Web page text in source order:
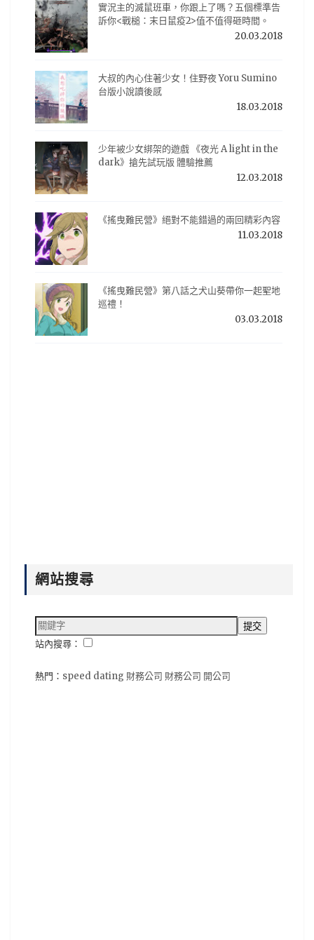
實況主的滅鼠班車，你跟上了嗎？五個標準告
訴你<戰槌：末日鼠疫2>值不值得砸時間。
20.03.2018
大叔的內心住著少女！住野夜 Yoru Sumino
台版小說讀後感
18.03.2018
少年被少女綁架的遊戲 《夜光 A light in the
dark》搶先試玩版 體驗推薦
12.03.2018
《搖曳難民營》絕對不能錯過的兩回精彩內容
11.03.2018
《搖曳難民營》第八話之犬山葵帶你一起聖地
巡禮！
03.03.2018
網站搜尋
站內搜尋：
熱門： speed dating 財務公司 財務公司 開公司